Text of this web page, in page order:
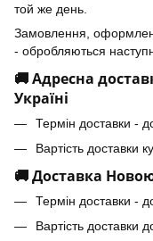
той же день.
Замовлення, оформлені
- обробляються
🚚 Адресна
Україні
Термін доставки -
Вартість доставки
🚚 Доставка
Термін доставки -
Вартість доставки